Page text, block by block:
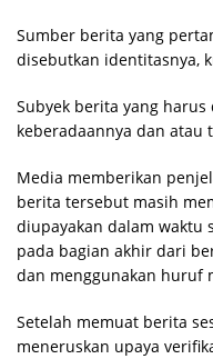
Sumber berita yang
disebutkan identitasnya,
Subyek berita yang
keberadaannya dan atau
Media memberikan
berita tersebut masih
diupayakan dalam waktu
pada bagian akhir dari
dan menggunakan huruf
Setelah memuat berita
meneruskan upaya